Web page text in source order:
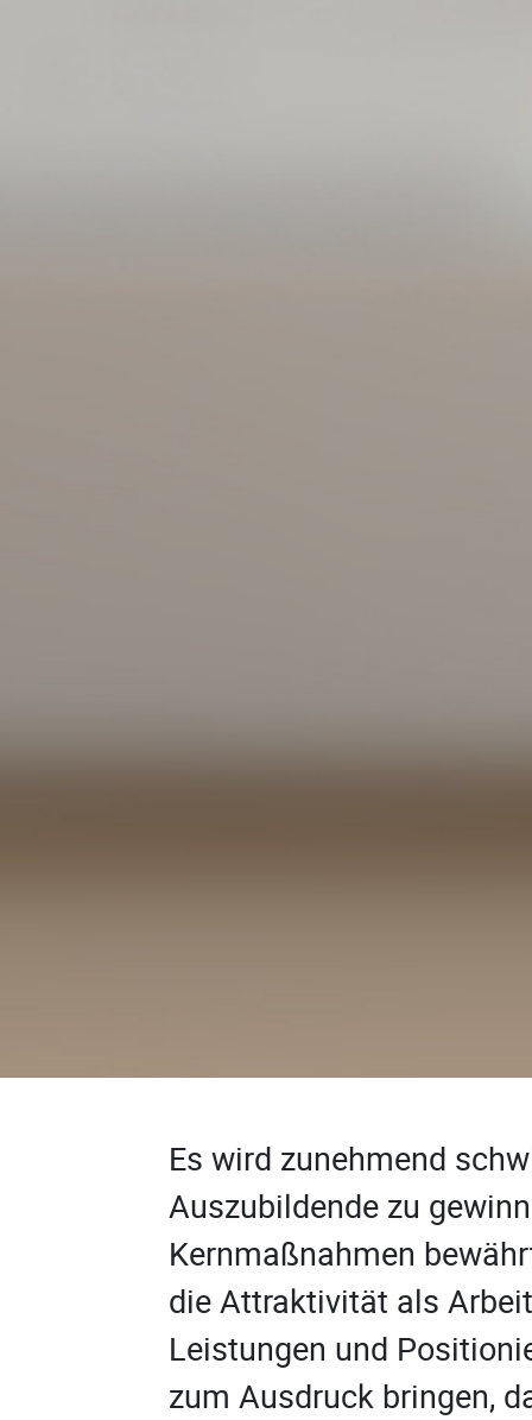
Es wird zunehmend
Auszubildende zu
Kernmaßnahmen
die Attraktivität als
Leistungen und
zum Ausdruck bringen,